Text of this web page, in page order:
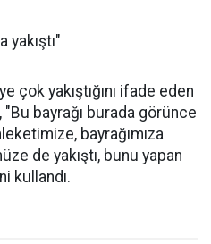
yakıştı"
çok yakıştığını ifade eden
bayrağı burada görünce
bayrağımıza
de yakıştı, bunu yapan
kullandı.